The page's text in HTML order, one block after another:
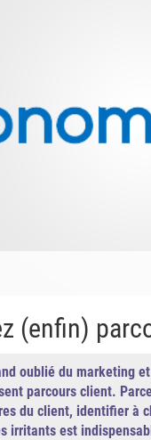
(enfin)
oublié du marketing
parcours client.
du client, identifier à
irritants est